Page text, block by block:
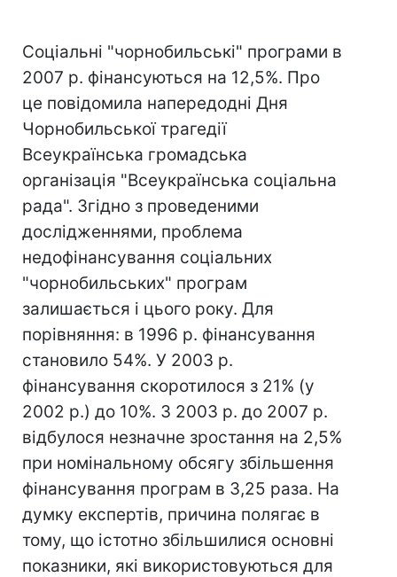
Соціальні "чорнобильські" програми в
2007 р. фінансуються на 12,5%. Про
це повідомила напередодні Дня
Чорнобильської трагедії
Всеукраїнська громадська
організація "Всеукраїнська соціальна
рада". Згідно з проведеними
дослідженнями, проблема
недофінансування соціальних
"чорнобильських" програм
залишається і цього року. Для
порівняння: в 1996 р. фінансування
становило 54%. У 2003 р.
фінансування скоротилося з 21% (у
2002 р.) до 10%. З 2003 р. до 2007 р.
відбулося незначне зростання на 2,5%
при номінальному обсягу збільшення
фінансування програм в 3,25 раза. На
думку експертів, причина полягає в
тому, що істотно збільшилися основні
показники, які використовуються для